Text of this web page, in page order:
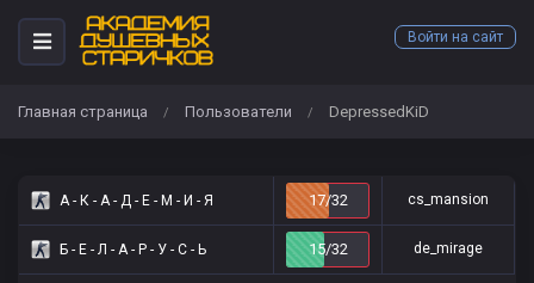
Войти на сайт
Главная страница / Пользователи / DepressedKiD
А - К - А - Д - Е - М - И - Я 17/32 cs_mansion
Б - Е - Л - А - Р - У - С - Ь 15/32 de_mirage